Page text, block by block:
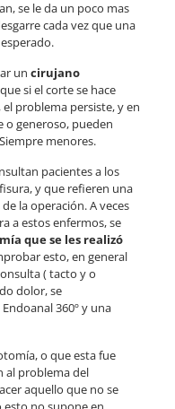
se le da un poco mas
cada vez que una
un cirujano
si el corte se hace
problema persiste, y en
o generoso, pueden
menores.
pacientes a los
y que refieren una
la operación. A veces
a estos enfermos, se
que se les realizó
esto, en general
( tacto y o
dolor, se
360º y una
o que esta fue
al problema del
aquello que no se